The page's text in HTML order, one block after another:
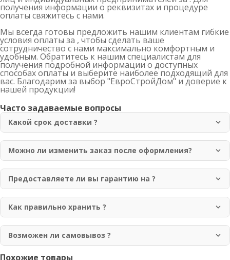
получения информации о реквизитах и процедуре
оплаты свяжитесь с нами.
Мы всегда готовы предложить нашим клиентам гибкие
условия оплаты за , чтобы сделать ваше
сотрудничество с нами максимально комфортным и
удобным. Обратитесь к нашим специалистам для
получения подробной информации о доступных
способах оплаты и выберите наиболее подходящий для
вас. Благодарим за выбор "ЕвроСтройДом" и доверие к
нашей продукции!
Часто задаваемые вопросы
Какой срок доставки ?
Доставка осуществляется в течение 1-3 рабочих дней
по Москве и области. Для отдаленных регионов срок
доставки может составлять до 7 рабочих дней.
Можно ли изменить заказ после оформления?
Да, вы можете изменить заказ в течение 2 часов после
оформления. Для этого свяжитесь с нашим менеджером
по телефону +7 (499) 755-98-41.
Предоставляете ли вы гарантию на ?
Да, мы предоставляем гарантию 12 месяцев на всю
нашу продукцию. Гарантия покрывает
производственные дефекты и нарушения качества
материалов.
Как правильно хранить ?
Рекомендуется хранить в сухом, хорошо
проветриваемом помещении, защищенном от прямых
солнечных лучей и атмосферных осадков. Изделия
Возможен ли самовывоз ?
Похожие товары